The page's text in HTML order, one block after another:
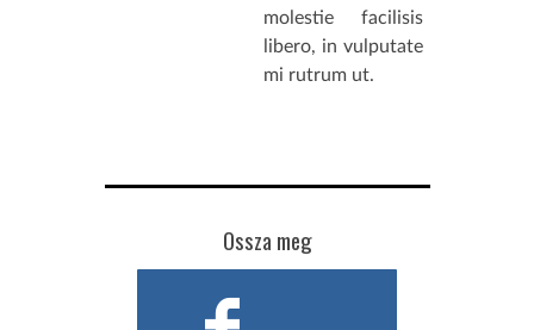
molestie facilisis
libero, in vulputate
mi rutrum ut.
Ossza meg